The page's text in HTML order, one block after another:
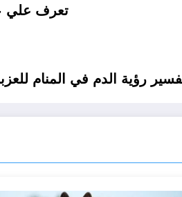
تعرف علي –
رؤية الدم في المنام